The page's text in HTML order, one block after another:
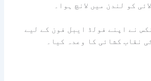
نے اپنے فولڈ ایبل فون کے لیے
نقاب کشائی کا وعدہ کیا۔